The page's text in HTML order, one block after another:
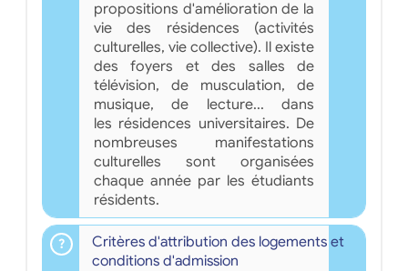
propositions d'amélioration de la
vie des résidences (activités
culturelles, vie collective). Il existe
des foyers et des salles de
télévision, de musculation, de
musique, de lecture... dans
les résidences universitaires. De
nombreuses manifestations
culturelles sont organisées
chaque année par les étudiants
résidents.
Critères d'attribution des logements et
conditions d'admission